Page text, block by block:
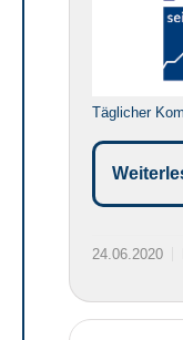
Täglicher
24.06.2020